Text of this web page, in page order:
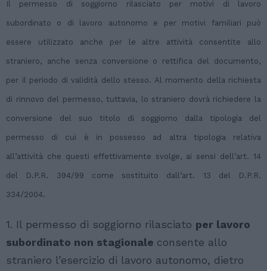
Il permesso di soggiorno rilasciato per motivi di lavoro
subordinato o di lavoro autonomo e per motivi familiari può
essere utilizzato anche per le altre attività consentite allo
straniero, anche senza conversione o rettifica del documento,
per il periodo di validità dello stesso. Al momento della richiesta
di rinnovo del permesso, tuttavia, lo straniero dovrà richiedere la
conversione del suo titolo di soggiorno dalla tipologia del
permesso di cui è in possesso ad altra tipologia relativa
all’attività che questi effettivamente svolge, ai sensi dell’art. 14
del D.P.R. 394/99 come sostituito dall’art. 13 del D.P.R.
334/2004.
1. Il permesso di soggiorno rilasciato per lavoro
subordinato non stagionale consente allo
straniero l’esercizio di lavoro autonomo, dietro